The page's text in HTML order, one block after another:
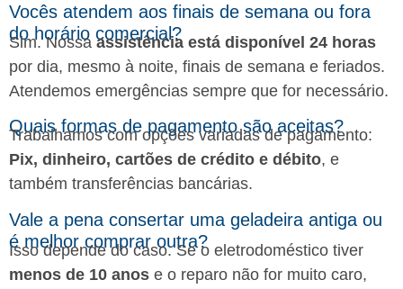
Vocês atendem aos finais de semana ou fora
do horário comercial?
Sim. Nossaassistência está disponível 24 horas
por dia, mesmo à noite, finais de semana e feriados.
Atendemos emergências sempre que for necessário.
Quais formas de pagamento são aceitas?
Trabalhamos com opções variadas de pagamento:
Pix, dinheiro, cartões de crédito e débito, e
também transferências bancárias.
Vale a pena consertar uma geladeira antiga ou
é melhor comprar outra?
Isso depende do caso. Se o eletrodoméstico tiver
menos de 10 anos e o reparo não for muito caro,